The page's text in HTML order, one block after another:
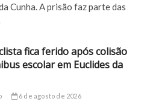
Cunha. A prisão faz parte das
fica ferido após colisão
escolar em Euclides da
6 de agosto de 2026